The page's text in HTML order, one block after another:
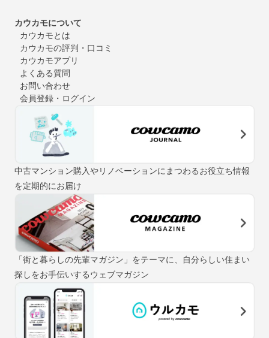
カウカモについて
カウカモとは
カウカモの評判・口コミ
カウカモアプリ
よくある質問
お問い合わせ
会員登録・ログイン
中古マンション購入やリノベーションにまつわるお役立ち情報
を定期的にお届け
「街と暮らしの先輩マガジン」をテーマに、自分らしい住まい
探しをお手伝いするウェブマガジン